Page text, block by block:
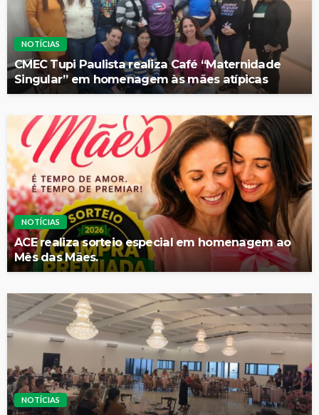
NOTÍCIAS
CMEC Tupi Paulista realiza Café “Maternidade
Singular” em homenagem às mães atípicas
NOTÍCIAS
ACE realiza sorteio especial em homenagem ao
Mês das Mães.
NOTÍCIAS